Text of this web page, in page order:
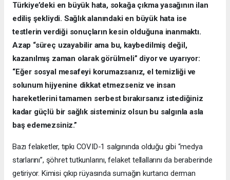
Türkiye’deki en büyük hata, sokağa çıkma yasağının ilan
ediliş şekliydi. Sağlık alanındaki en büyük hata ise
testlerin verdiği sonuçların kesin olduğuna inanmaktı.
Azap “süreç uzayabilir ama bu, kaybedilmiş değil,
kazanılmış zaman olarak görülmeli” diyor ve uyarıyor:
“Eğer sosyal mesafeyi korumazsanız, el temizliği ve
solunum hijyenine dikkat etmezseniz ve insan
hareketlerini tamamen serbest bırakırsanız istediğiniz
kadar güçlü bir sağlık sisteminiz olsun bu salgınla asla
baş edemezsiniz.”
Bazı felaketler, tıpkı COVID-1 salgınında olduğu gibi “medya
starlarını”, şöhret tutkunlarını, felaket tellallarını da beraberinde
getiriyor. Kimisi çıkıp rüyasında sumağın kurtarıcı derman